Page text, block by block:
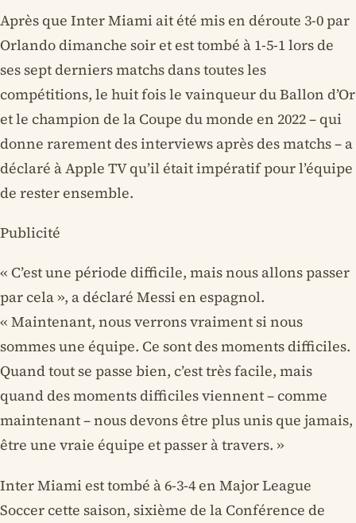
Après que Inter Miami ait été mis en déroute 3-0 par
Orlando dimanche soir et est tombé à 1-5-1 lors de
ses sept derniers matchs dans toutes les
compétitions, le huit fois le vainqueur du Ballon d’Or
et le champion de la Coupe du monde en 2022 – qui
donne rarement des interviews après des matchs – a
déclaré à Apple TV qu’il était impératif pour l’équipe
de rester ensemble.
Publicité
« C’est une période difficile, mais nous allons passer
par cela », a déclaré Messi en espagnol.
« Maintenant, nous verrons vraiment si nous
sommes une équipe. Ce sont des moments difficiles.
Quand tout se passe bien, c’est très facile, mais
quand des moments difficiles viennent – comme
maintenant – nous devons être plus unis que jamais,
être une vraie équipe et passer à travers. »
Inter Miami est tombé à 6-3-4 en Major League
Soccer cette saison, sixième de la Conférence de